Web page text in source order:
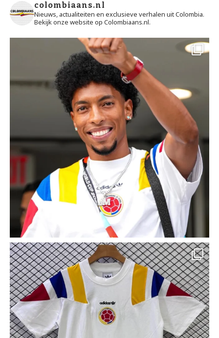
colombiaans.nl
Nieuws, actualiteiten en exclusieve verhalen uit Colombia.
Bekijk onze website op Colombiaans.nl.